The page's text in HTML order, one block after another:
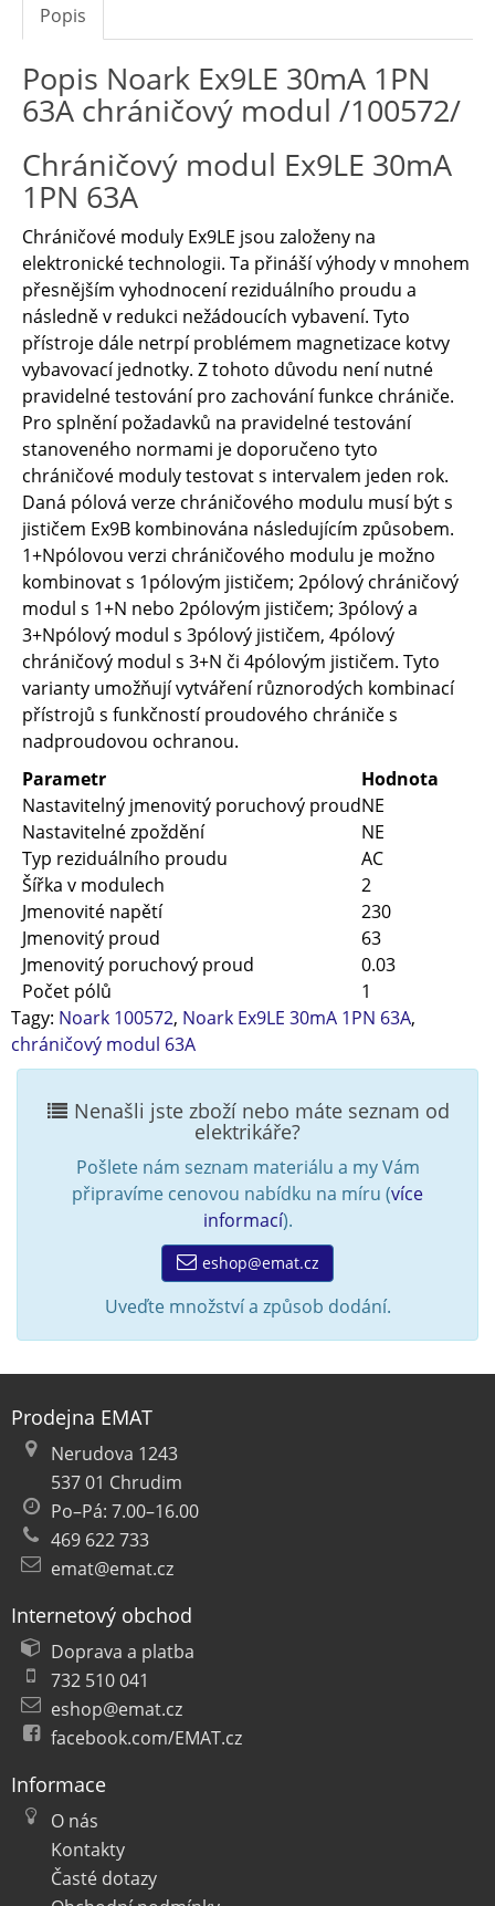
Popis
Popis Noark Ex9LE 30mA 1PN
63A chráničový modul /100572/
Chráničový modul Ex9LE 30mA
1PN 63A
Chráničové moduly Ex9LE jsou založeny na
elektronické technologii. Ta přináší výhody v mnohem
přesnějším vyhodnocení reziduálního proudu a
následně v redukci nežádoucích vybavení. Tyto
přístroje dále netrpí problémem magnetizace kotvy
vybavovací jednotky. Z tohoto důvodu není nutné
pravidelné testování pro zachování funkce chrániče.
Pro splnění požadavků na pravidelné testování
stanoveného normami je doporučeno tyto
chráničové moduly testovat s intervalem jeden rok.
Daná pólová verze chráničového modulu musí být s
jističem Ex9B kombinována následujícím způsobem.
1+Npólovou verzi chráničového modulu je možno
kombinovat s 1pólovým jističem; 2pólový chráničový
modul s 1+N nebo 2pólovým jističem; 3pólový a
3+Npólový modul s 3pólový jističem, 4pólový
chráničový modul s 3+N či 4pólovým jističem. Tyto
varianty umožňují vytváření různorodých kombinací
přístrojů s funkčností proudového chrániče s
nadproudovou ochranou.
Parametr
Hodnota
Nastavitelný jmenovitý poruchový proudNE
Nastavitelné zpoždění
NE
Typ reziduálního proudu
AC
Šířka v modulech
2
Jmenovité napětí
230
Jmenovitý proud
63
Jmenovitý poruchový proud
0.03
Počet pólů
1
Tagy: Noark 100572, Noark Ex9LE 30mA 1PN 63A,
chráničový modul 63A
Nenašli jste zboží nebo máte seznam od
elektrikáře?
Pošlete nám seznam materiálu a my Vám
připravíme cenovou nabídku na míru (více
informací).
eshop@emat.cz
Uveďte množství a způsob dodání.
Prodejna EMAT
Nerudova 1243
537 01 Chrudim
Po–Pá: 7.00–16.00
469 622 733
emat@emat.cz
Internetový obchod
Doprava a platba
732 510 041
eshop@emat.cz
facebook.com/EMAT.cz
Informace
O nás
Kontakty
Časté dotazy